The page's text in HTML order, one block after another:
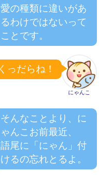
愛の種類に違いがあ
るわけではないって
ことです。
にゃんこ
っだらね！
そんなことより、に
ゃんこお前最近、
語尾に「にゃん」付
けるの忘れとるよ。